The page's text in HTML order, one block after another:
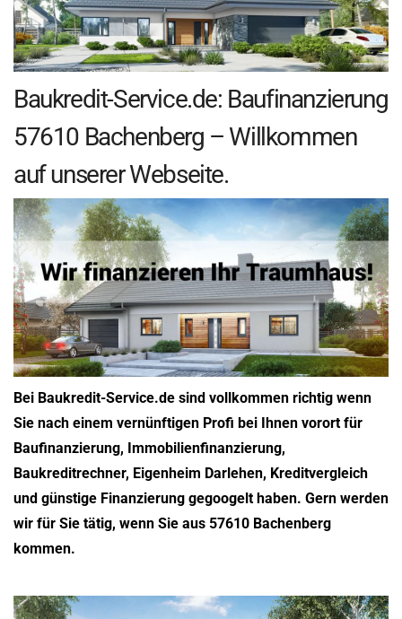
Baukredit-Service.de: Baufinanzierung
57610 Bachenberg – Willkommen
auf unserer Webseite.
Bei Baukredit-Service.de sind vollkommen richtig wenn
Sie nach einem vernünftigen Profi bei Ihnen vorort für
Baufinanzierung, Immobilienfinanzierung,
Baukreditrechner, Eigenheim Darlehen, Kreditvergleich
und günstige Finanzierung gegoogelt haben. Gern werden
wir für Sie tätig, wenn Sie aus 57610 Bachenberg
kommen.